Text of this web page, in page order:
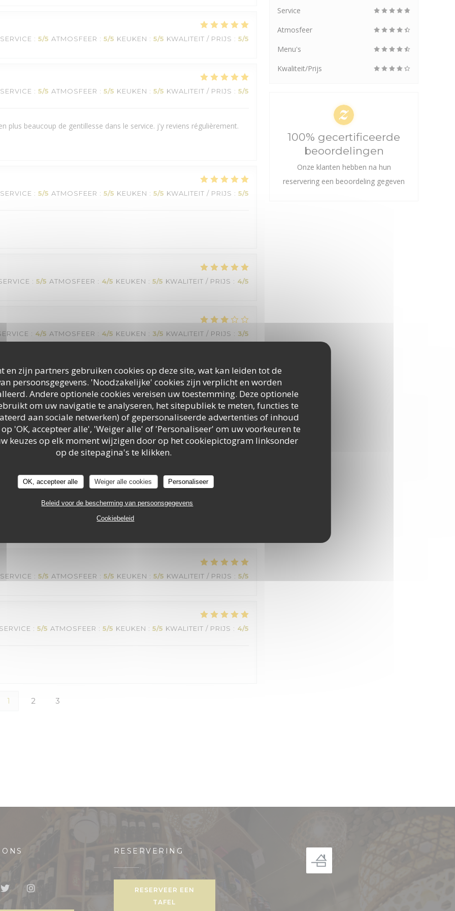
en zijn partners gebruiken cookies op deze site, wat kan leiden tot de
persoonsgegevens. 'Noodzakelijke' cookies zijn verplicht en worden
Andere optionele cookies vereisen uw toestemming. Deze optionele
om uw navigatie te analyseren, het sitepubliek te meten, functies te
aan sociale netwerken) of gepersonaliseerde advertenties of inhoud
op 'OK, accepteer alle', 'Weiger alle' of 'Personaliseer' om uw voorkeuren te
keuzes op elk moment wijzigen door op het cookiepictogram linksonder
op de sitepagina's te klikken.
OK, accepteer alle Weiger alle cookies Personaliseer
Beleid voor de bescherming van persoonsgegevens
Cookiebeleid
SERVICE : 5/5 ATMOSFEER : 5/5 KEUKEN : 5/5 KWALITEIT / PRIJS : 5/5
SERVICE : 5/5 ATMOSFEER : 5/5 KEUKEN : 5/5 KWALITEIT / PRIJS : 5/5
plus beaucoup de gentillesse dans le service. j'y reviens régulièrement.
SERVICE : 5/5 ATMOSFEER : 5/5 KEUKEN : 5/5 KWALITEIT / PRIJS : 5/5
: 5/5 ATMOSFEER : 4/5 KEUKEN : 5/5 KWALITEIT / PRIJS : 4/5
: 4/5 ATMOSFEER : 4/5 KEUKEN : 3/5 KWALITEIT / PRIJS : 3/5
: 4/5 ATMOSFEER: 4/5 KEUKEN: 3/5 KWALITEIT / PRIJS : 3/5
SERVICE: 5/5 ATMOSFEER: 5/5 KEUKEN: 5 KWALITEIT / PRIJS
Paris . Un bar à vin au top avec des tapas délicieux. Mention spéciale au
SERVICE : 5/5 ATMOSFEER : 5/5 KEUKEN : 5/5 KWALITEIT / PRIJS : 5/5
SERVICE : 5/5 ATMOSFEER : 5/5 KEUKEN : 5/5 KWALITEIT / PRIJS : 4/5
1 2 3
Service
Atmosfeer
Menu's
Kwaliteit/Prijs
100% gecertificeerde
beoordelingen
Onze klanten hebben na hun
reservering een beoordeling gegeven
venster))
((opent in een nieuw venster))
Twitter ((opent in een nieuw venster))
Instagram ((opent in een nieuw venster))
RESERVERING
RESERVEER EEN
TAFEL
BOCA